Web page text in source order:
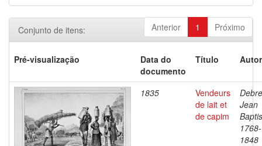
Anterior 1 Próximo
Conjunto de itens:
Pré-visualização
Data do
documento
Título
1835
Vendeurs
de lait et
de capim
Jean
1768-
1848